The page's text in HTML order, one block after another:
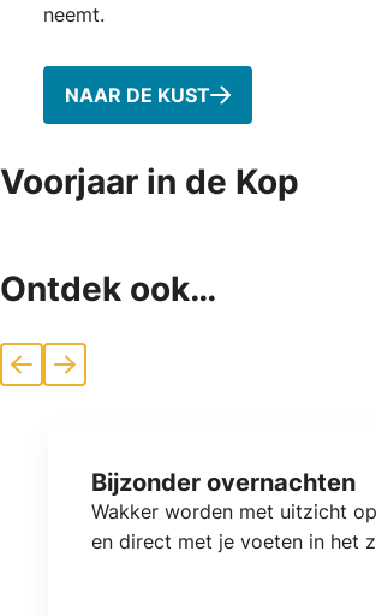
neemt.
NAAR DE KUST
Voorjaar in de Kop
Ontdek ook…
VorigeVolgende
Bijzonder overnachten
Wakker worden met uitzicht
en direct met je voeten in het